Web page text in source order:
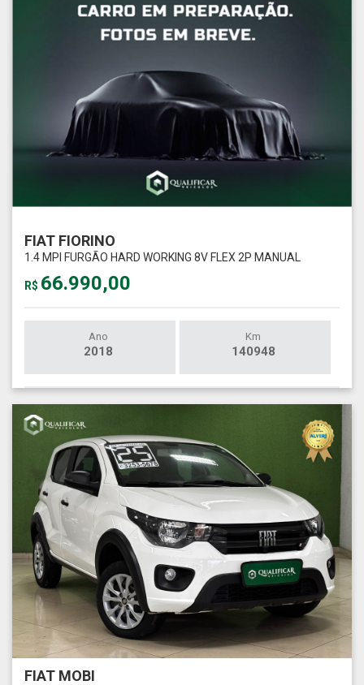
FIAT FIORINO
1.4 MPI FURGÃO HARD WORKING 8V FLEX 2P MANUAL
R$ 66.990,00
Ano
2018
Km
140948
FIAT MOBI